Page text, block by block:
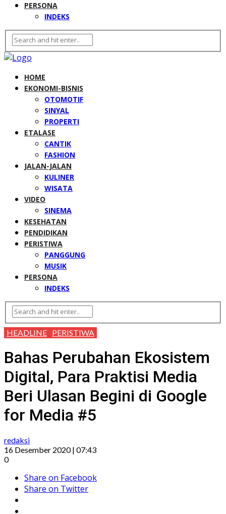
PERSONA
INDEKS
HOME
EKONOMI-BISNIS
OTOMOTIF
SINYAL
PROPERTI
ETALASE
CANTIK
FASHION
JALAN-JALAN
KULINER
WISATA
VIDEO
SINEMA
KESEHATAN
PENDIDIKAN
PERISTIWA
PANGGUNG
MUSIK
PERSONA
INDEKS
HEADLINE PERISTIWA
Bahas Perubahan Ekosistem
Digital, Para Praktisi Media
Beri Ulasan Begini di Google
for Media #5
redaksi
16 Desember 2020 | 07:43
0
Share on Facebook
Share on Twitter